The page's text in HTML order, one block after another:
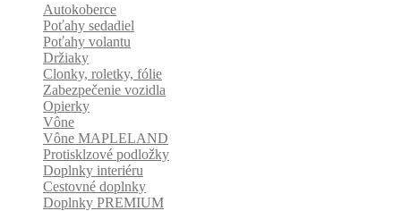
Autokoberce
Poťahy sedadiel
Poťahy volantu
Držiaky
Clonky, roletky, fólie
Zabezpečenie vozidla
Opierky
Vône
Vône MAPLELAND
Protisklzové podložky
Doplnky interiéru
Cestovné doplnky
Doplnky PREMIUM